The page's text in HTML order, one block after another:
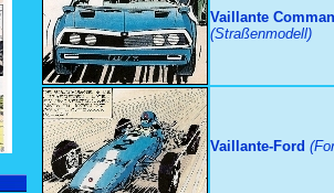
Vaillante
(Straßenmodell)
Vaillante-Ford